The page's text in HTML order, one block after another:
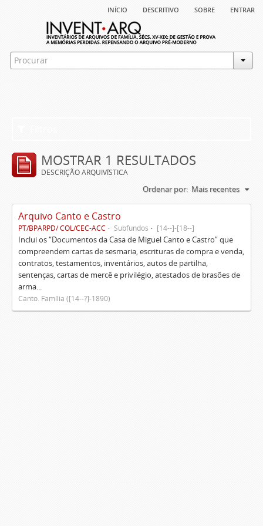
início descritivo sobre entrar
MOSTRAR 1 RESULTADOS
DESCRIÇÃO ARQUIVÍSTICA
Ordenar por: Mais recentes
Arquivo Canto e Castro
PT/BPARPD/ COL/CEC-ACC Subfundos [14--]-[18--]
Inclui os “Documentos da Casa de Miguel Canto e Castro” que
compreendem cartas de sesmaria, escrituras de compra e venda,
contratos, testamentos, inventários, autos de partilha,
sentenças, cartas de mercê e privilégio, atestados de brasões de
arma...
Canto. Família ([14--?]-1890)